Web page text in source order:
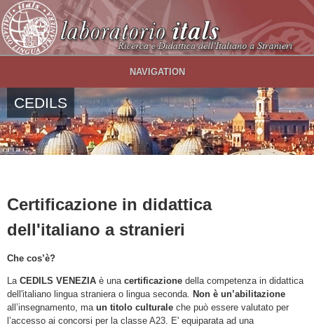
Salta al contenuto principale
NAVIGATION
CEDILS
Certificazione in didattica
dell'italiano a stranieri
Che cos’è?
La CEDILS VENEZIA è una certificazione della competenza in didattica
dell'italiano lingua straniera o lingua seconda. Non è un’abilitazione
all’insegnamento, ma un titolo culturale che può essere valutato per
l’accesso ai concorsi per la classe A23. E' equiparata ad una